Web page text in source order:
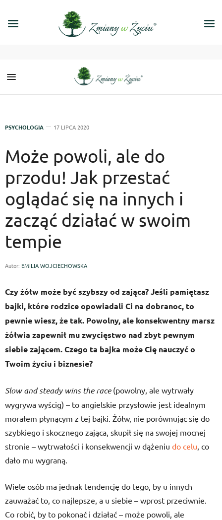
PSYCHOLOGIA 17 LIPCA 2020
Może powoli, ale do
przodu! Jak przestać
oglądać się na innych i
zacząć działać w swoim
tempie
Autor: EMILIA WOJCIECHOWSKA
Czy żółw może być szybszy od zająca? Jeśli pamiętasz
bajki, które rodzice opowiadali Ci na dobranoc, to
pewnie wiesz, że tak. Powolny, ale konsekwentny marsz
żółwia zapewnił mu zwycięstwo nad zbyt pewnym
siebie zającem. Czego ta bajka może Cię nauczyć o
Twoim życiu i biznesie?
Slow and steady wins the race(powolny, ale wytrwały
wygrywa wyścig) – to angielskie przysłowie jest idealnym
morałem płynącym z tej bajki. Żółw, nie porównując się do
szybkiego i skocznego zająca, skupił się na swojej mocnej
stronie – wytrwałości i konsekwencji w dążeniu do celu, co
dało mu wygraną.
Wiele osób ma jednak tendencję do tego, by u innych
zauważać to, co najlepsze, a u siebie – wprost przeciwnie.
Co robić, by to pokonać i działać – może powoli, ale